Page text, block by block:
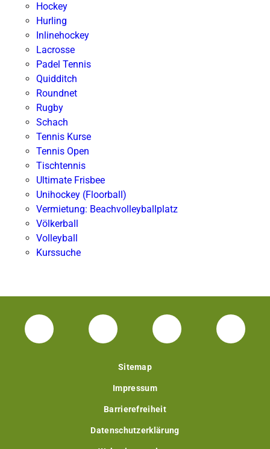
Hockey
Hurling
Inlinehockey
Lacrosse
Padel Tennis
Quidditch
Roundnet
Rugby
Schach
Tennis Kurse
Tennis Open
Tischtennis
Ultimate Frisbee
Unihockey (Floorball)
Vermietung: Beachvolleyballplatz
Völkerball
Volleyball
Kurssuche
Facebook Unisport-Zentrum
Instagram Unisport-Zentrum
Youtube TU
Sitemap
Impressum
Barrierefreiheit
Datenschutzerklärung